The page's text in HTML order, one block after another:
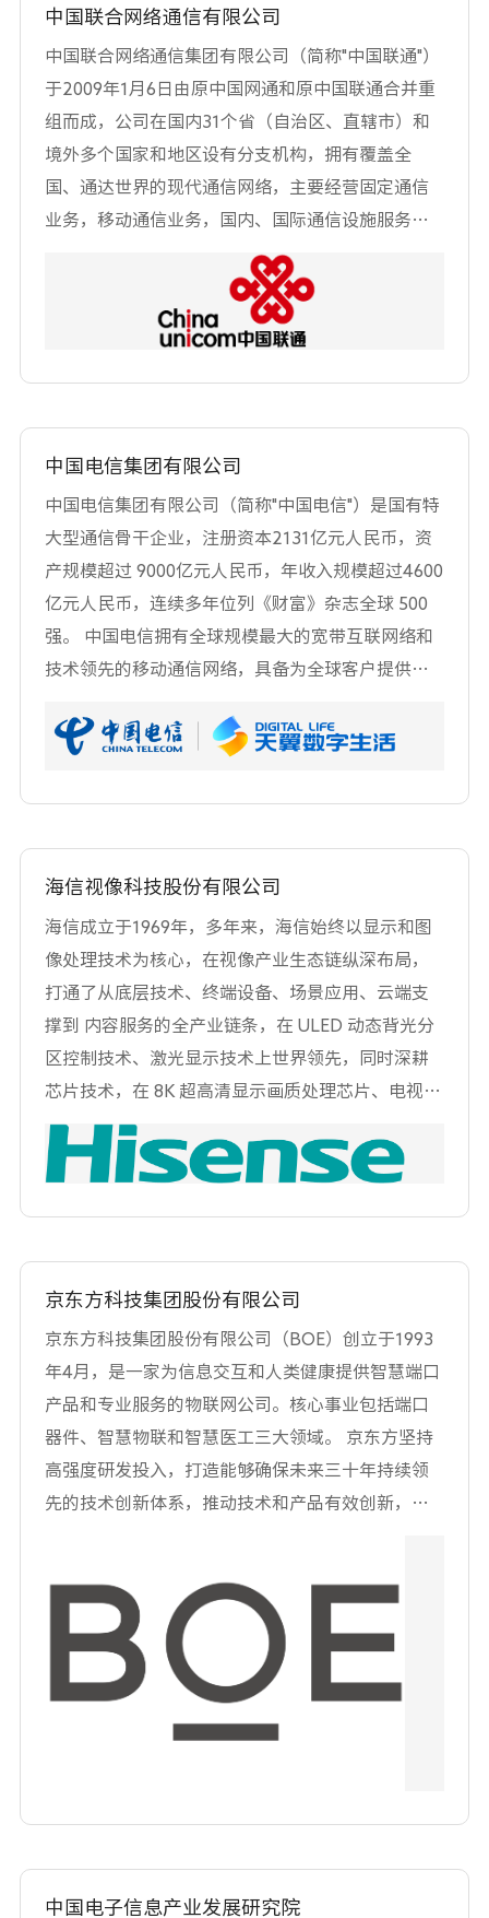
指导支持下，中国移动始终致力于推动信息通信技
中国联合网络通信有限公司
中国联合网络通信集团有限公司（简称"中国联通"）
于2009年1月6日由原中国网通和原中国联通合并重
组而成，公司在国内31个省（自治区、直辖市）和
境外多个国家和地区设有分支机构，拥有覆盖全
国、通达世界的现代通信网络，主要经营固定通信
业务，移动通信业务，国内、国际通信设施服务业
务，数据通信业务，网络接入业务，各类电信增值
业务，与通信信息业务相关的系统集成业务等。 中
国联通是中国唯一一家在纽约、香港、上海三地同
时上市的电信运营企业，也是目前唯一一家在集团
层面整体进行混合所有制改革试点的中央企业。公
性、支柱性、战略性、先导性的基本功能与地位作
用，具有技术密集、全程全网、规模经济、服务经
济社会与民生的特征与属性。
中国电信集团有限公司
中国电信集团有限公司（简称"中国电信"）是国有特
大型通信骨干企业，注册资本2131亿元人民币，资
产规模超过 9000亿元人民币，年收入规模超过4600
亿元人民币，连续多年位列《财富》杂志全球 500
强。 中国电信拥有全球规模最大的宽带互联网络和
技术领先的移动通信网络，具备为全球客户提供跨
体系. 截至 2019年底移动电话、有线宽带、天翼高
海信视像科技股份有限公司
海信成立于1969年，多年来，海信始终以显示和图
像处理技术为核心，在视像产业生态链纵深布局，
打通了从底层技术、终端设备、场景应用、云端支
撑到 内容服务的全产业链条，在 ULED 动态背光分
区控制技术、激光显示技术上世界领先，同时深耕
芯片技术，在 8K 超高清显示画质处理芯片、电视
SoC 芯片、AI 芯片方面不断突破。 目前海信在超高
清视频领域主要产品和业务涉及;超高清电视业务∶
涵盖家用智能电视、工程显示、商用显示以及影院
级激光电视产品及业务;超高清监视器、医疗显示器
及产业化;支持超高清显示业务的其他相关智能产品;
平台。 为了更好的服务超高清电视业务的发展，海
信在音视频编解码、视频图像显示标准、画质提升
上投入研发力量，并已取得部分创新成果∶在视频
编解码方面，海信电视产品优先支持国内
AVS/AVS+/AVS2.0等音视频编解码标准的产业化;在
视频图像显示标准方面，与国际主流技术标准接
改善等来提高产品的竞争力。
京东方科技集团股份有限公司
京东方科技集团股份有限公司（BOE）创立于1993
年4月，是一家为信息交互和人类健康提供智慧端口
产品和专业服务的物联网公司。核心事业包括端口
器件、智慧物联和智慧医工三大领域。 京东方坚持
高强度研发投入，打造能够确保未来三十年持续领
先的技术创新体系，推动技术和产品有效创新，快
国专利授权第13 位、全球半导体技术发明专利前三
甲;在中国企业人工智能专利排行中名列第6;除此之
外，京东方还被评为福布斯全球数字经济100 强、财
富全球未来50 强。 京东方是中国大陆显示产业的先
来困扰中国电子信息产业"缺芯少屏"中屏的问题，带
大、从大到强。截至目前，京东方在北京、合肥、
中国电子信息产业发展研究院